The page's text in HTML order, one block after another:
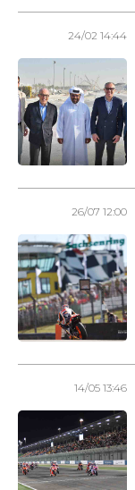
24/02 14:44
26/07 12:00
14/05 13:46